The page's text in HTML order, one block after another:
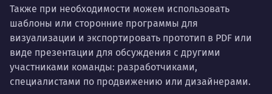
Также при необходимости можем использовать
шаблоны или сторонние программы для
визуализации и экспортировать прототип в PDF или
виде презентации для обсуждения с другими
участниками команды: разработчиками,
специалистами по продвижению или дизайнерами.